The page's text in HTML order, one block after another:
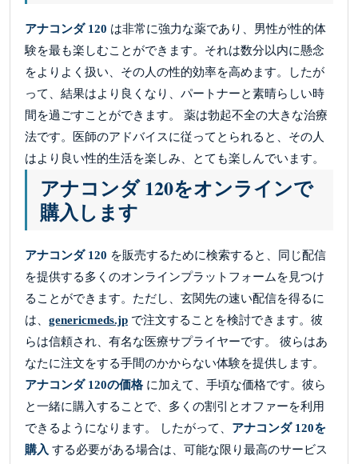
アナコンダ 120 は非常に強力な薬であり、男性が性的体
験を最も楽しむことができます。それは数分以内に懸念
をよりよく扱い、その人の性的効率を高めます。したが
って、結果はより良くなり、パートナーと素晴らしい時
間を過ごすことができます。 薬は勃起不全の大きな治療
法です。医師のアドバイスに従ってとられると、その人
はより良い性的生活を楽しみ、とても楽しんでいます。
アナコンダ 120をオンラインで
購入します
アナコンダ 120 を販売するために検索すると、同じ配信
を提供する多くのオンラインプラットフォームを見つけ
ることができます。ただし、玄関先の速い配信を得るに
は、 genericmeds.jp で注文することを検討できます。彼
らは信頼され、有名な医療サプライヤーです。 彼らはあ
なたに注文をする手間のかからない体験を提供します。
アナコンダ 120の価格に加えて、手頃な価格です。彼ら
と一緒に購入することで、多くの割引とオファーを利用
できるようになります。 したがって、 アナコンダ 120を
購入 する必要がある場合は、可能な限り最高のサービス